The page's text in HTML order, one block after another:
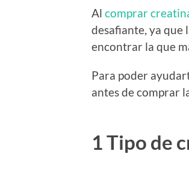
Al comprar
desafiante, ya que
encontrar la que
Para poder
antes de comprar
1 Tipo de